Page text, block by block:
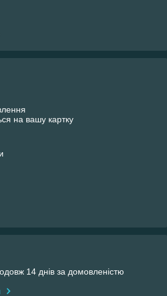
на вашу картку
14 днів за домовленістю